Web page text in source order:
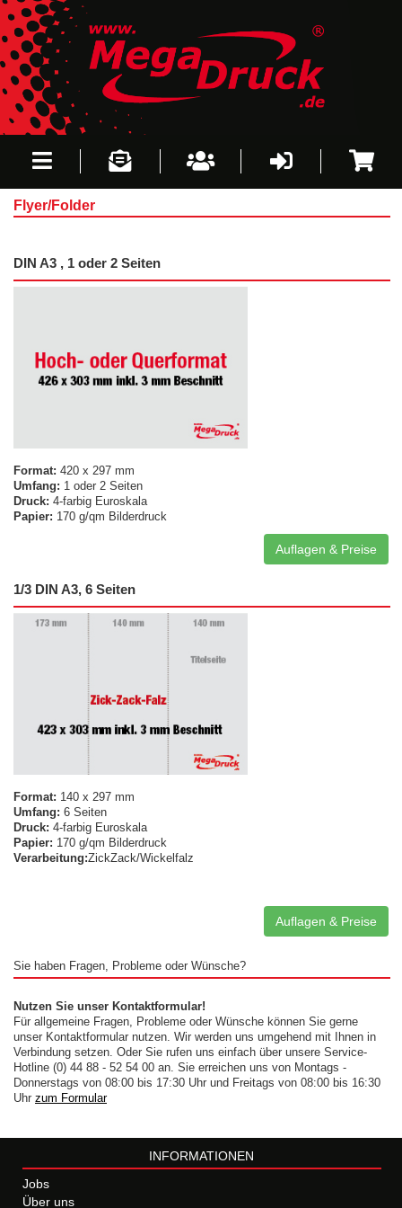
Flyer/Folder
DIN A3 , 1 oder 2 Seiten
Format: 420 x 297 mm
Umfang: 1 oder 2 Seiten
Druck: 4-farbig Euroskala
Papier: 170 g/qm Bilderdruck
Auflagen & Preise
1/3 DIN A3, 6 Seiten
Format: 140 x 297 mm
Umfang: 6 Seiten
Druck: 4-farbig Euroskala
Papier: 170 g/qm Bilderdruck
Verarbeitung:ZickZack/Wickelfalz
Auflagen & Preise
Sie haben Fragen, Probleme oder Wünsche?
Nutzen Sie unser Kontaktformular!
Für allgemeine Fragen, Probleme oder Wünsche können Sie gerne
unser Kontaktformular nutzen. Wir werden uns umgehend mit Ihnen in
Verbindung setzen. Oder Sie rufen uns einfach über unsere Service-
Hotline (0) 44 88 - 52 54 00 an. Sie erreichen uns von Montags -
Donnerstags von 08:00 bis 17:30 Uhr und Freitags von 08:00 bis 16:30
Uhr zum Formular
INFORMATIONEN
Jobs
Über uns